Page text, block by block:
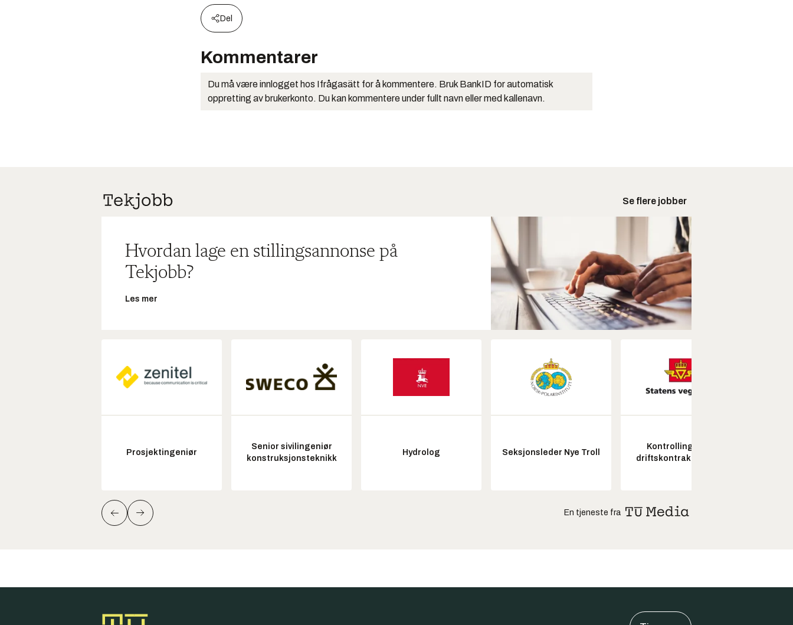
Del
Kommentarer
Du må være innlogget hos Ifrågasätt for å kommentere. Bruk BankID for automatisk
oppretting av brukerkonto. Du kan kommentere under fullt navn eller med kallenavn.
Se flere jobber
Hvordan lage en stillingsannonse på
Tekjobb?
Les mer
Prosjektingeniør
Senior sivilingeniør
konstruksjonsteknikk
Hydrolog Seksjonsleder Nye Troll
Kontrollingeniør
driftskontrakt elektro
En tjeneste fra